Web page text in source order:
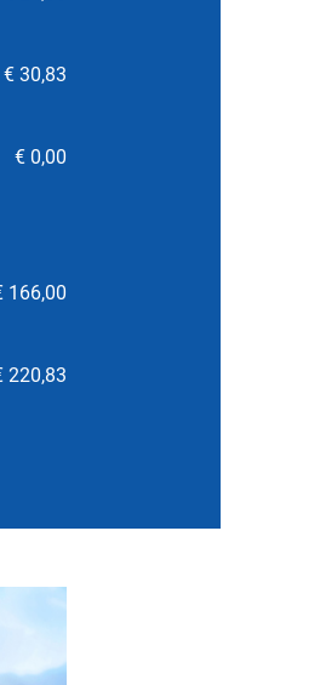
€ 30,83
€ 0,00
166,00
220,83